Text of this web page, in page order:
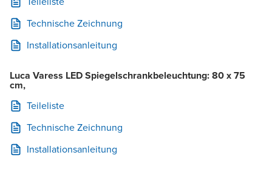
Technische Zeichnung
Installationsanleitung
Luca Varess LED Spiegelschrankbeleuchtung: 80 x 75
cm,
Teileliste
Technische Zeichnung
Installationsanleitung